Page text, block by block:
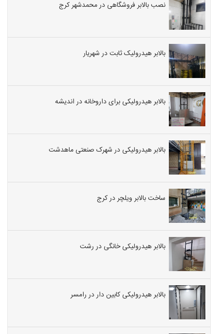
نصب بالابر فروشگاهی در محمدشهر کرج
بالابر هیدرولیک ثابت در شهریار
بالابر هیدرولیکی برای داروخانه در اندیشه
بالابر هیدرولیکی در شهرک صنعتی ماهدشت
ساخت بالابر ویلچر در کرج
بالابر هیدرولیکی خانگی در رشت
بالابر هیدرولیکی کابین دار در رامسر